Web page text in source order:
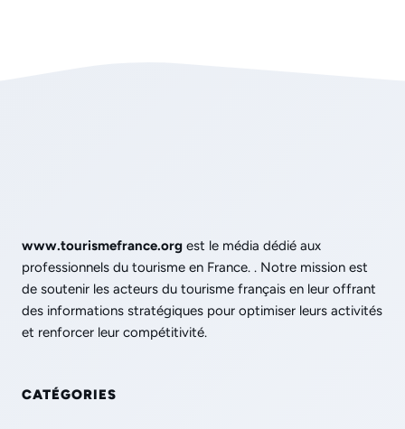
www.tourismefrance.org est le média dédié aux
professionnels du tourisme en France. . Notre mission est
de soutenir les acteurs du tourisme français en leur offrant
des informations stratégiques pour optimiser leurs activités
et renforcer leur compétitivité.
CATÉGORIES